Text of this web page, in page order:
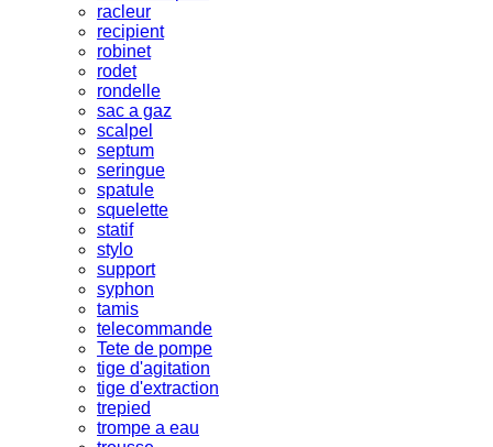
racleur
recipient
robinet
rodet
rondelle
sac a gaz
scalpel
septum
seringue
spatule
squelette
statif
stylo
support
syphon
tamis
telecommande
Tete de pompe
tige d'agitation
tige d'extraction
trepied
trompe a eau